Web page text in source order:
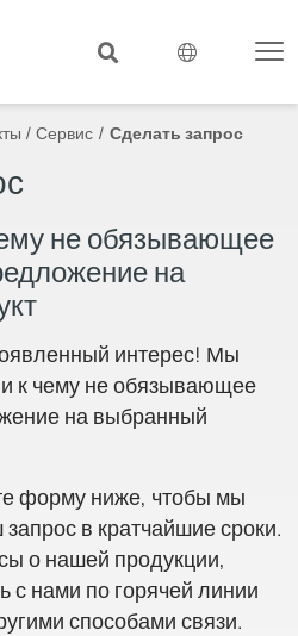
/ Сервис Сделать запрос
не обязывающее
на
интерес! Мы
к чему не обязывающее
на выбранный
форму ниже, чтобы мы
в кратчайшие сроки.
о нашей продукции,
с нами по горячей линии
способами связи.